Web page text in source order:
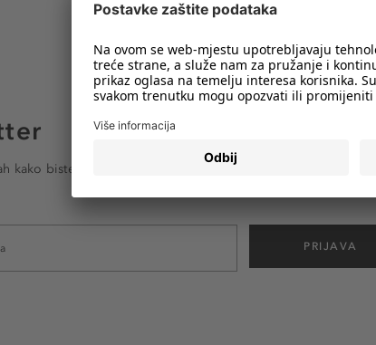
kako biste e-mailom primali obavijesti o svim trendovima i
PRIJAVA